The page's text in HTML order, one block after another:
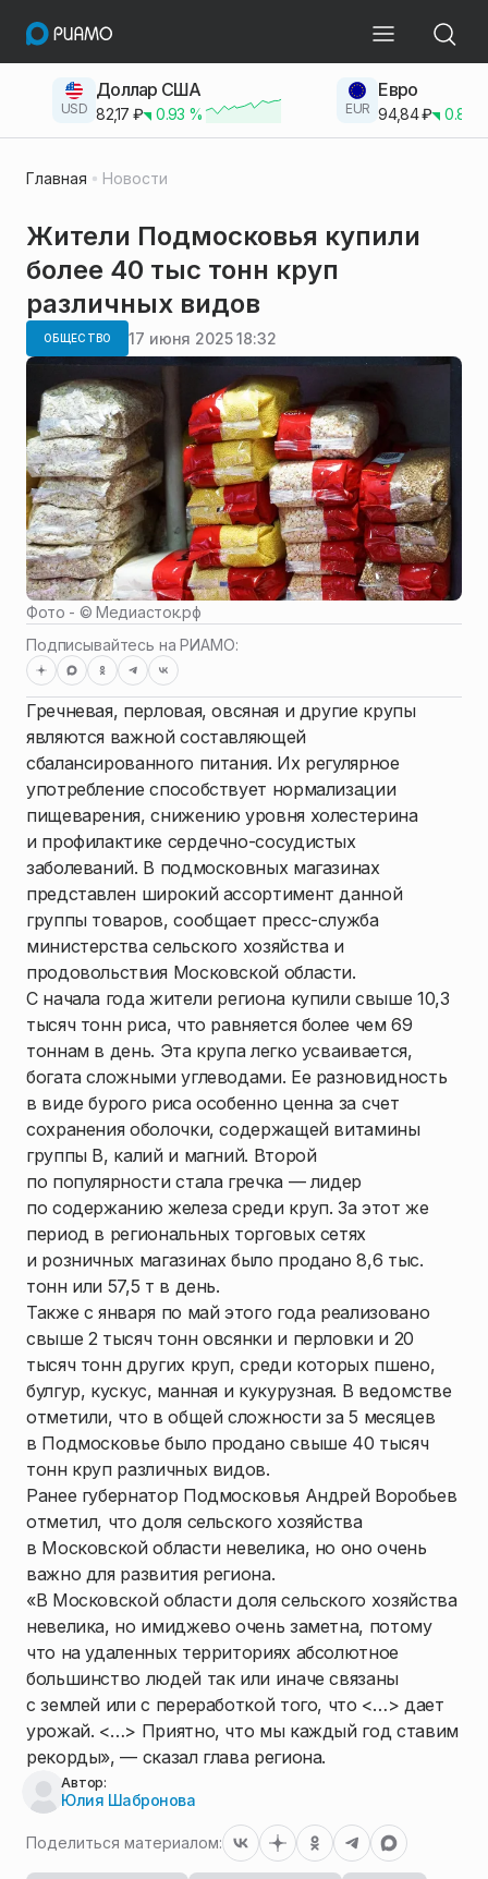
USD
Доллар США
82,17 ₽ 0.93 % EUR
Евро
94,84₽ 0.83
Главная Новости
Жители Подмосковья купили
более 40 тыс тонн круп
различных видов
ОБЩЕСТВО 17 июня 2025 18:32
Фото - ©Медиасток.рф
Подписывайтесь на РИАМО:
Гречневая, перловая, овсяная и другие крупы
являются важной составляющей
сбалансированного питания. Их регулярное
употребление способствует нормализации
пищеварения, снижению уровня холестерина
и профилактике сердечно-сосудистых
заболеваний. В подмосковных магазинах
представлен широкий ассортимент данной
группы товаров, сообщает пресс-служба
министерства сельского хозяйства и
продовольствия Московской области.
С начала года жители региона купили свыше 10,3
тысяч тонн риса, что равняется более чем 69
тоннам в день. Эта крупа легко усваивается,
богата сложными углеводами. Ее разновидность
в виде бурого риса особенно ценна за счет
сохранения оболочки, содержащей витамины
группы B, калий и магний. Второй
по популярности стала гречка — лидер
по содержанию железа среди круп. За этот же
период в региональных торговых сетях
и розничных магазинах было продано 8,6 тыс.
тонн или 57,5 т в день.
Также с января по май этого года реализовано
свыше 2 тысяч тонн овсянки и перловки и 20
тысяч тонн других круп, среди которых пшено,
булгур, кускус, манная и кукурузная. В ведомстве
отметили, что в общей сложности за 5 месяцев
в Подмосковье было продано свыше 40 тысяч
тонн круп различных видов.
Ранее губернатор Подмосковья Андрей Воробьев
отметил, что доля сельского хозяйства
в Московской области невелика, но оно очень
важно для развития региона.
«В Московской области доля сельского хозяйства
невелика, но имиджево очень заметна, потому
что на удаленных территориях абсолютное
большинство людей так или иначе связаны
с землей или с переработкой того, что <…> дает
урожай. <…> Приятно, что мы каждый год ставим
рекорды», — сказал глава региона.
Автор:
Юлия Шабронова
Поделиться материалом: